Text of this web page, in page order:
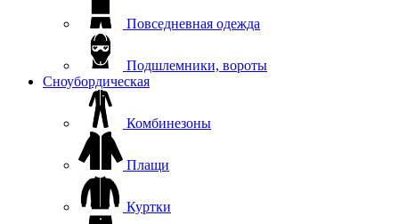
Повседневная одежда
Подшлемники, вороты
Сноубордическая
Комбинезоны
Плащи
Куртки